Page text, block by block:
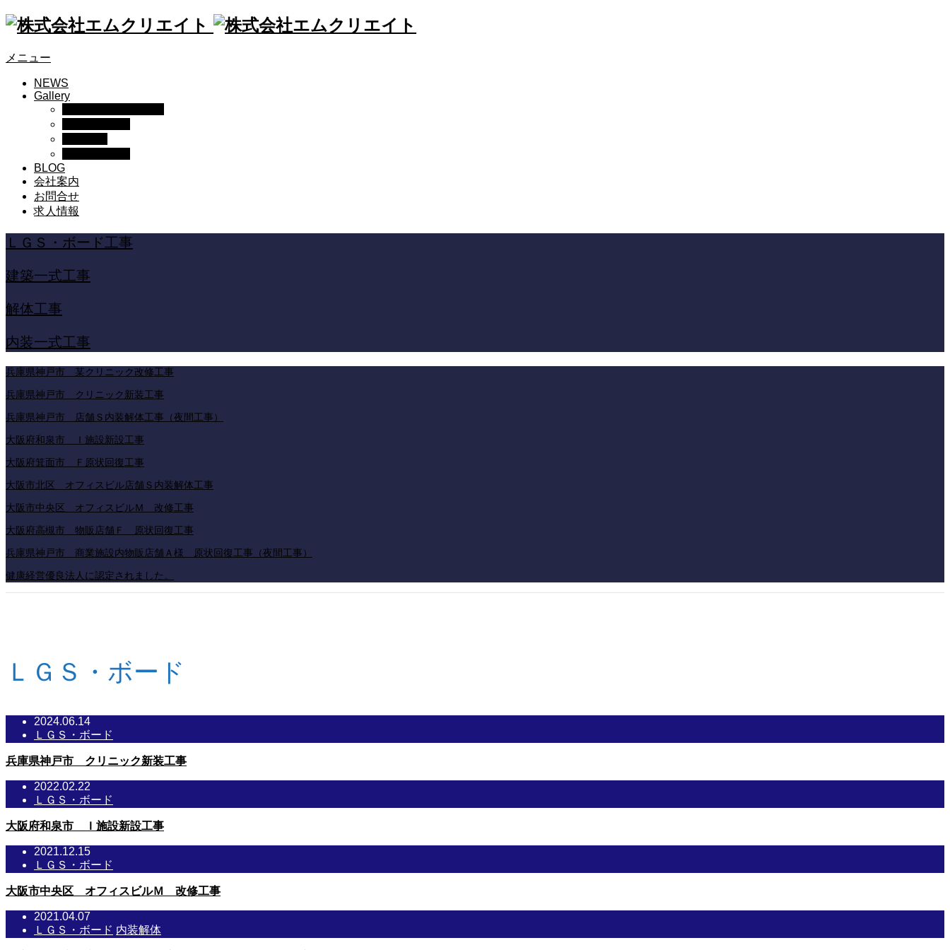
メニュー
NEWS
Gallery
BLOG
会社案内
お問合せ
求人情報
ＬＧＳ・ボード工事
建築一式工事
解体工事
内装一式工事
兵庫県神戸市 某クリニック改修工事
兵庫県神戸市 クリニック新装工事
兵庫県神戸市 店舗Ｓ内装解体工事（夜間工事）
大阪府和泉市 Ｉ施設新設工事
大阪府箕面市 Ｆ原状回復工事
大阪市北区 オフィスビル店舗Ｓ内装解体工事
大阪市中央区 オフィスビルＭ 改修工事
大阪府高槻市 物販店舗Ｆ 原状回復工事
兵庫県神戸市 商業施設内物販店舗Ａ様 原状回復工事（夜間工事）
健康経営優良法人に認定されました。
ＬＧＳ・ボード
2024.06.14
ＬＧＳ・ボード
兵庫県神戸市 クリニック新装工事
2022.02.22
ＬＧＳ・ボード
大阪府和泉市 Ｉ施設新設工事
2021.12.15
ＬＧＳ・ボード
大阪市中央区 オフィスビルＭ 改修工事
2021.04.07
ＬＧＳ・ボード 内装解体